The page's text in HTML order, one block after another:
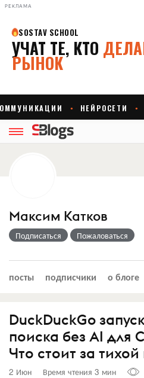
РЕКЛАМА
Максим Катков
Подписаться Пожаловаться
посты подписчики о блоге
DuckDuckGo
поиска без AI для
Что стоит за
2 Июн Время чтения 3 мин